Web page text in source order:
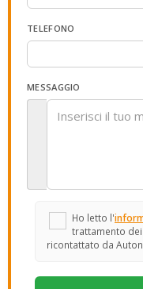
TELEFONO
MESSAGGIO
Ho letto l'
trattamento
ricontattato da